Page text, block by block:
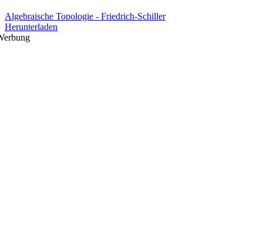
Algebraische Topologie - Friedrich-Schiller
Herunterladen